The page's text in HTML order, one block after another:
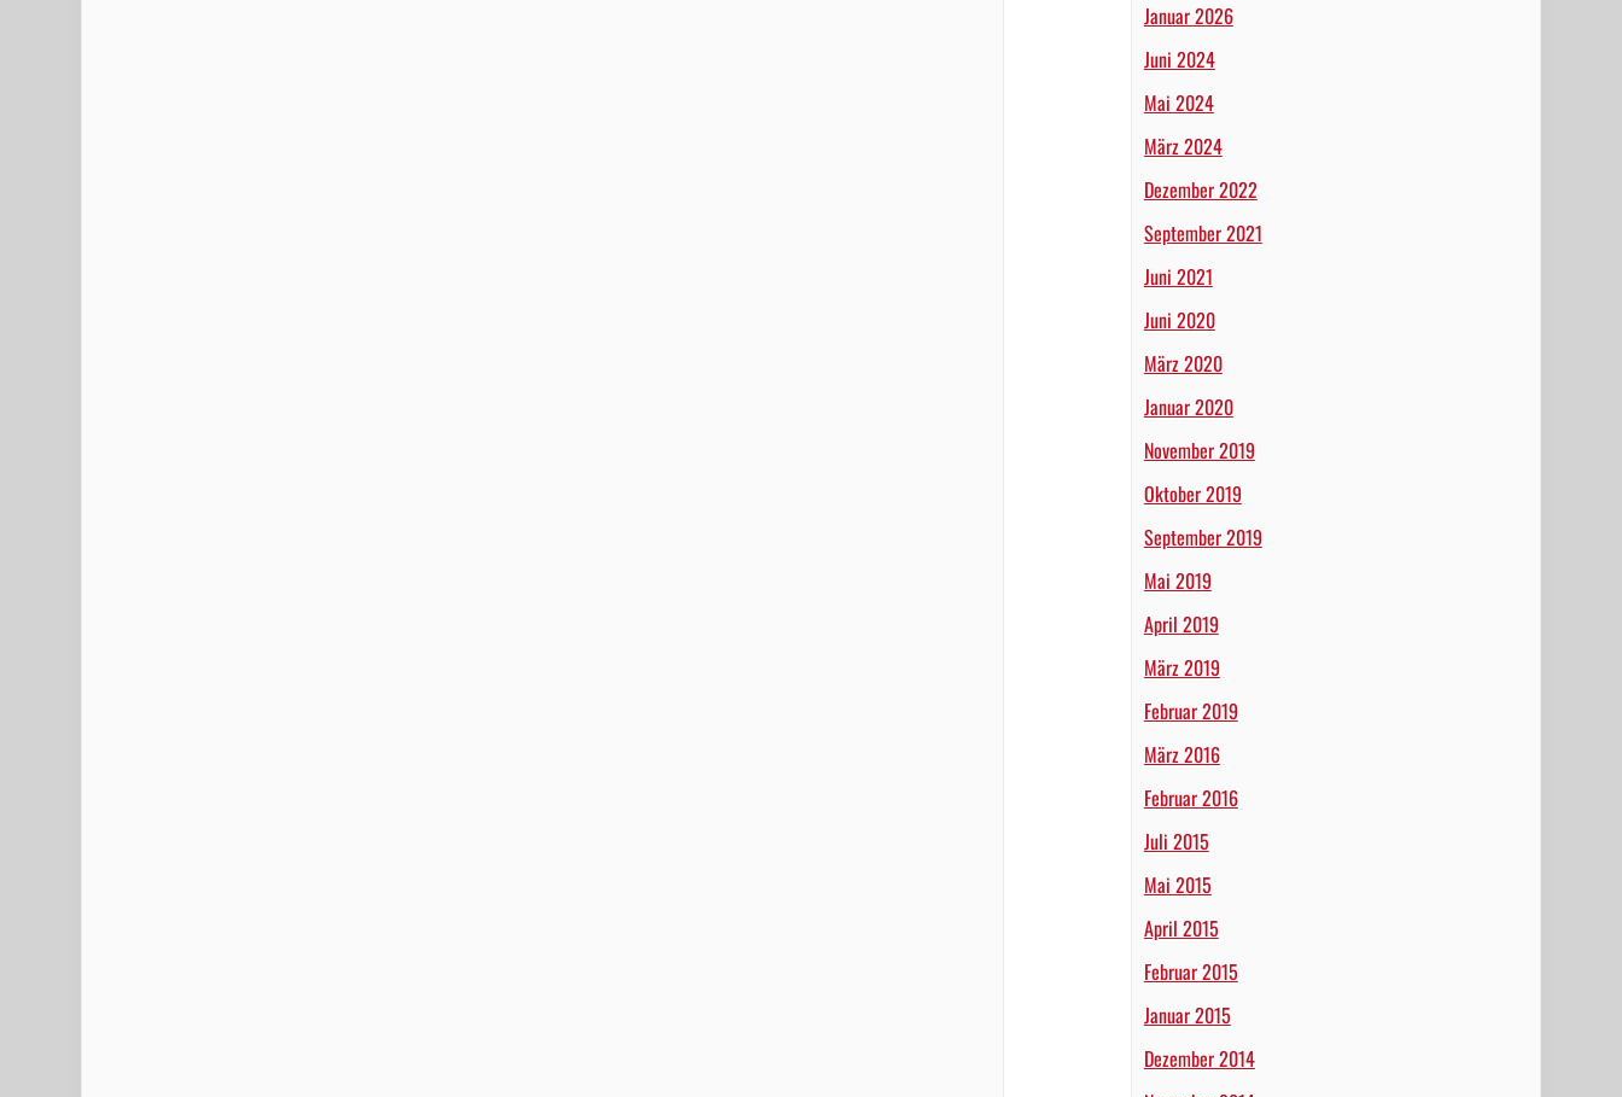
Januar 2026
Juni 2024
Mai 2024
März 2024
Dezember 2022
September 2021
Juni 2021
Juni 2020
März 2020
Januar 2020
November 2019
Oktober 2019
September 2019
Mai 2019
April 2019
März 2019
Februar 2019
März 2016
Februar 2016
Juli 2015
Mai 2015
April 2015
Februar 2015
Januar 2015
Dezember 2014